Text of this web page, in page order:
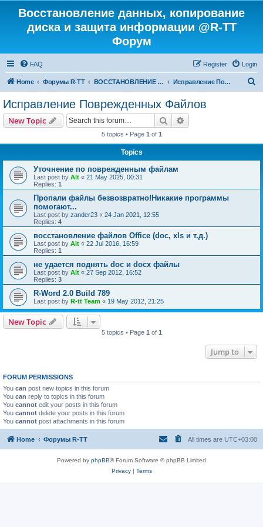
Восстановление данных, копирование
диска и защита информации @R-TT
Форум
FAQ Login
Register
Home Форумы R-TT ВОССТАНОВЛЕНИЕ ДАННЫХ И УДАЛЕННЫХ ФАЙЛОВ Исправление Поврежденных Файлов
Исправление Поврежденных Файлов
New Topic Search
5 topics • Page 1 of 1
Topics
Уточнение по поврежденным файлам
Last post by Alt « 21 May 2025, 00:31
Replies: 1
Пропали файлы безвозвратно!Никакие программы
помогают...
Last post by zander23 « 24 Jan 2021, 12:55
Replies: 4
восстановление файлов Office (doc, xls и т.д.)
Last post by Alt « 22 Jul 2016, 16:59
Replies: 1
не удается поднять doc и docx файлы
Last post by Alt « 27 Sep 2012, 16:52
Replies: 3
R-Word 2.0 Build 789
Last post by R-tt Team « 19 May 2012, 21:25
New Topic
5 topics • Page 1 of 1
Jump to
FORUM PERMISSIONS
You can post new topics in this forum
You can reply to topics in this forum
You cannot edit your posts in this forum
You cannot delete your posts in this forum
You cannot post attachments in this forum
Home Форумы R-TT All times are UTC+03:00
Powered by phpBB® Forum Software © phpBB Limited
Privacy| Terms